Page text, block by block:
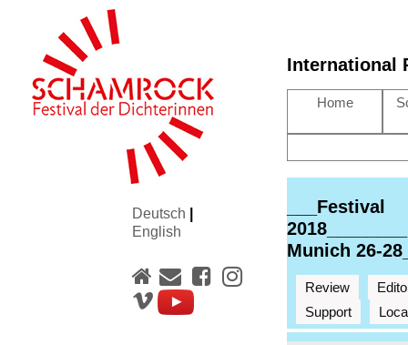
Deutsch
English
Home
___Festival
Munich 26-
Review
Support